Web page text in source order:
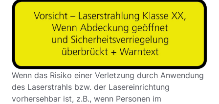
Wenn das Risiko einer Verletzung durch Anwendung
des Laserstrahls bzw. der Lasereinrichtung
vorhersehbar ist, z.B., wenn Personen im